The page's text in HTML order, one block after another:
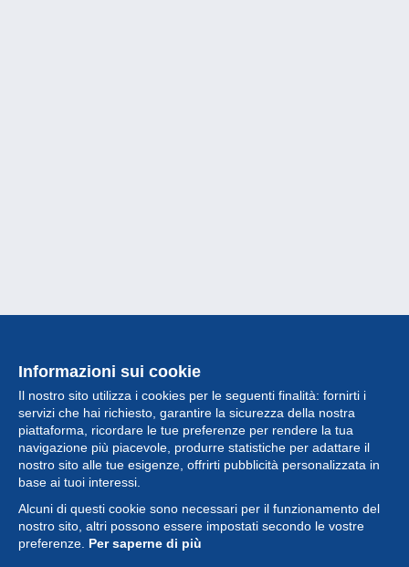
Informazioni sui cookie
Il nostro sito utilizza i cookies per le seguenti finalità: fornirti i
servizi che hai richiesto, garantire la sicurezza della nostra
piattaforma, ricordare le tue preferenze per rendere la tua
navigazione più piacevole, produrre statistiche per adattare il
nostro sito alle tue esigenze, offrirti pubblicità personalizzata in
base ai tuoi interessi.
Alcuni di questi cookie sono necessari per il funzionamento del
nostro sito, altri possono essere impostati secondo le vostre
preferenze. Per saperne di più
Collezione
Novità
Funzione